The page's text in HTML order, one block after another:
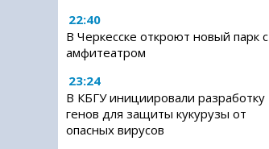
22:40
В Черкесске откроют новый парк с
амфитеатром
23:24
В КБГУ инициировали разработку
генов для защиты кукурузы от
опасных вирусов